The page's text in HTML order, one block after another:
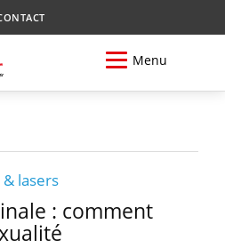
Menu
lasers
: comment